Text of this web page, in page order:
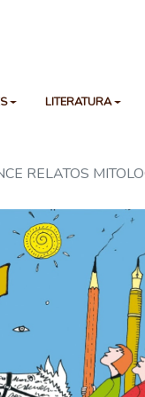
LITERATURA
RELATOS